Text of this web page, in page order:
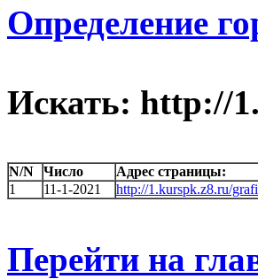
Определение
Искать: http://
N/N Число Адрес страницы:
1
11-1-2021 http://1.kurspk.z8.ru/
Перейти на